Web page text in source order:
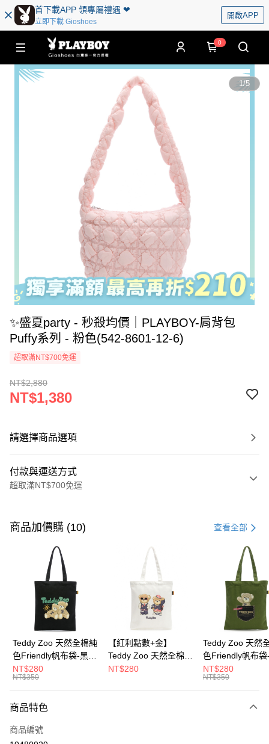
首下載APP 領專屬禮遇 ❤︎
立即下載 Gioshoes
開啟APP
0
1/5
✨盛夏party - 秒殺均價｜PLAYBOY-肩背包
Puffy系列 - 粉色(542-8601-12-6)
超取滿NT$700免運
NT$2,880
NT$1,380
請選擇商品選項
付款與運送方式
超取滿NT$700免運
信用卡一次付款
超商取貨付款
Apple Pay
街口支付
大哥付你分期
相關說明
2.付款方式選擇「大哥付你分期」，訂單成立後會自動跳轉到大哥付的交易
成交易。
3.實際核准額度、可分期數及費用金額請依後續交易確認頁面所載為準。
運送方式
商品加價購 (10) 查看全部
Teddy Zoo 天然全棉純
色Friendly帆布袋-黑色
(TZB107)
NT$280
NT$350
【紅利點數+金】
Teddy Zoo 天然全棉純
色Friendly帆布袋-白色
NT$280
Teddy Zoo 天然
色Friendly帆布袋
色(TZB107)
NT$280
NT$350
商品特色
商品編號